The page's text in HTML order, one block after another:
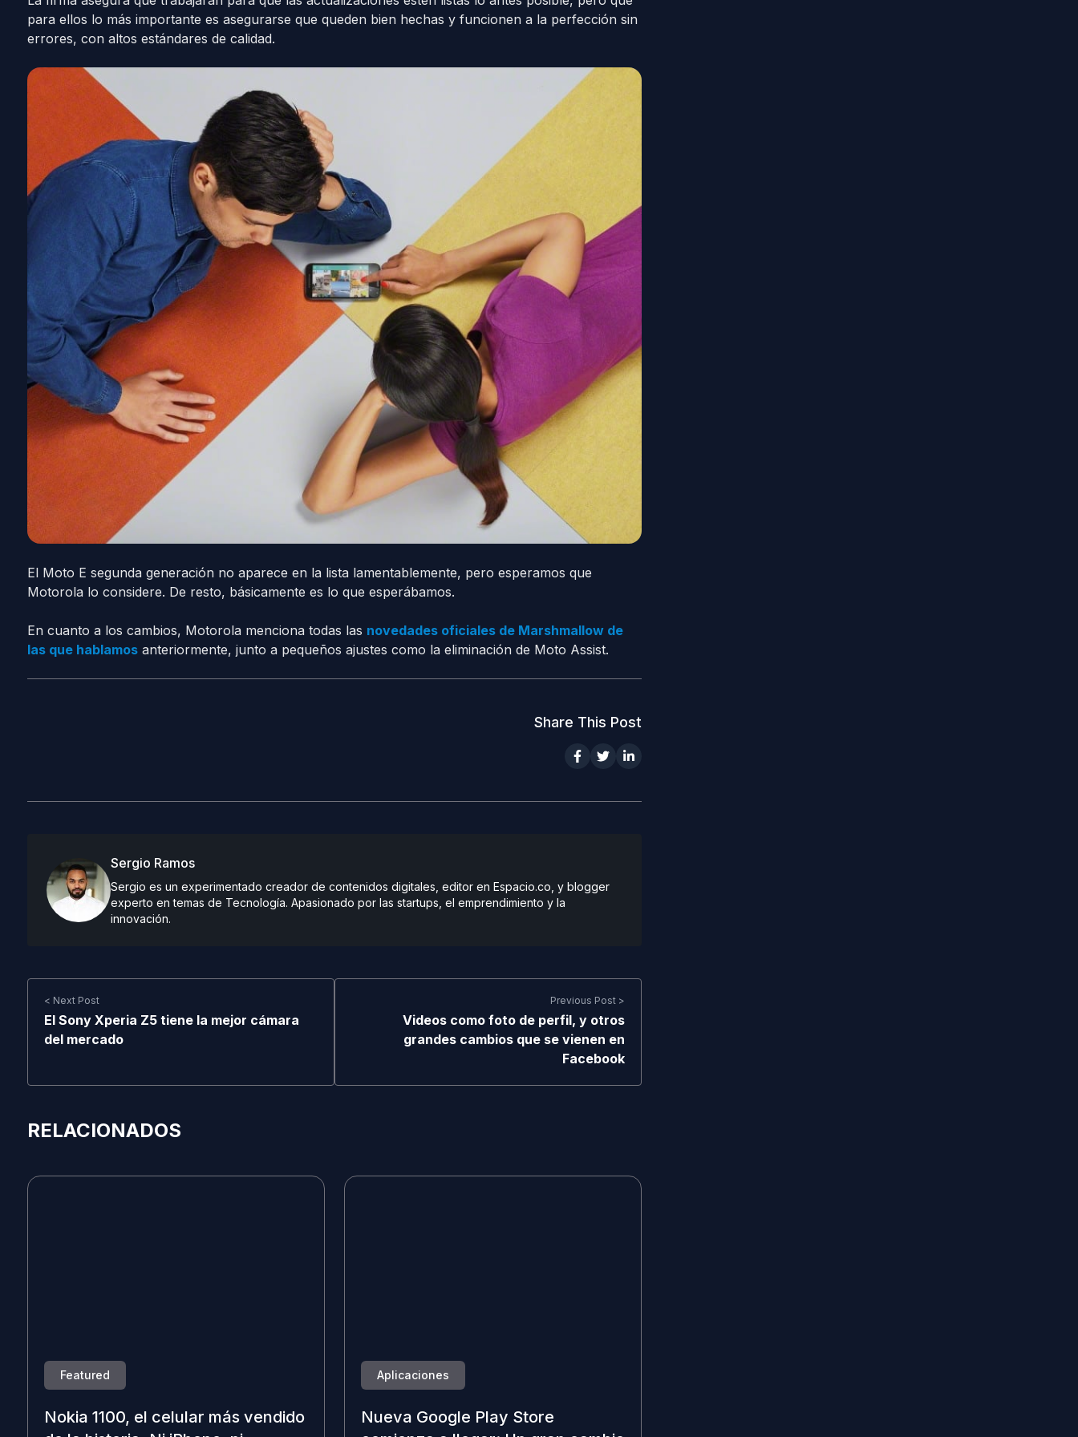
para ellos lo más importante es asegurarse que queden bien hechas y funcionen a la perfección sin
errores, con altos estándares de calidad.
El Moto E segunda generación no aparece en la lista lamentablemente, pero esperamos que
Motorola lo considere. De resto, básicamente es lo que esperábamos.
En cuanto a los cambios, Motorola menciona todas las novedades oficiales de Marshmallow de
las que hablamosanteriormente, junto a pequeños ajustes como la eliminación de Moto Assist.
Share This Post
Sergio Ramos
Sergio es un experimentado creador de contenidos digitales, editor en Espacio.co, y blogger
experto en temas de Tecnología. Apasionado por las startups, el emprendimiento y la
innovación.
< Next Post
El Sony Xperia Z5 tiene la mejor cámara
del mercado
Previous Post >
Videos como foto de perfil, y otros
grandes cambios que se vienen en
Facebook
RELACIONADOS
Featured
Nokia 1100, el celular más vendido
Aplicaciones
Nueva Google Play Store